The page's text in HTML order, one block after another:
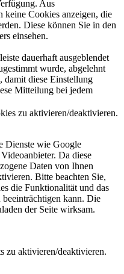
Aus
keine Cookies anzeigen, die
Diese können Sie in den
einsehen.
dauerhaft ausgeblendet
wurde, abgelehnt
damit diese Einstellung
Mitteilung bei jedem
zu aktivieren/deaktivieren.
Dienste wie Google
Da diese
Daten von Ihnen
Bitte beachten Sie,
die Funktionalität und das
beeinträchtigen kann. Die
der Seite wirksam.
zu aktivieren/deaktivieren.